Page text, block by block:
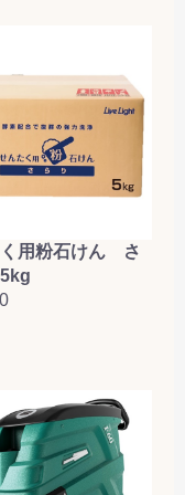
カートへ進む
用粉石けん さ